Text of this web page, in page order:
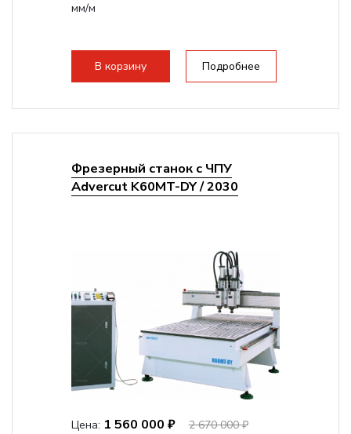
мм/м
В корзину Подробнее
Фрезерный станок с ЧПУ
Advercut K60MT-DY / 2030
Цена: 1 560 000 ₽
2 670 000 ₽